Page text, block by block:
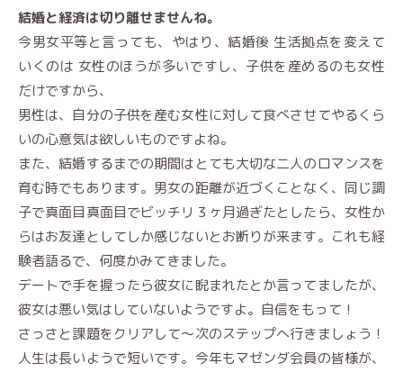
結婚と経済は切り離せませんね。
今男女平等と言っても、やはり、結婚後 生活拠点を変えて
いくのは 女性のほうが多いですし、子供を産めるのも女性
だけですから、
男性は、自分の子供を産む女性に対して食べさせてやるくら
いの心意気は欲しいものですよね。
また、結婚するまでの期間はとても大切な二人のロマンスを
育む時でもあります。男女の距離が近づくことなく、同じ調
子で真面目真面目でビッチリ３ヶ月過ぎたとしたら、女性か
らはお友達としてしか感じないとお断りが来ます。これも経
験者語るで、何度かみてきました。
デートで手を握ったら彼女に睨まれたとか言ってましたが、
彼女は悪い気はしていないようですよ。自信をもって！
さっさと課題をクリアして〜次のステップへ行きましょう！
人生は長いようで短いです。今年もマゼンダ会員の皆様が、